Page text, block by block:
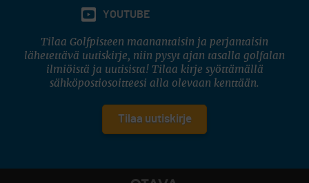
YOUTUBE
Tilaa Golfpisteen maanantaisin ja perjantaisin
lähetettävä uutiskirje, niin pysyt ajan tasalla golfalan
ilmiöistä ja uutisista! Tilaa kirje syöttämällä
sähköpostiosoitteesi alla olevaan kenttään.
Tilaa uutiskirje